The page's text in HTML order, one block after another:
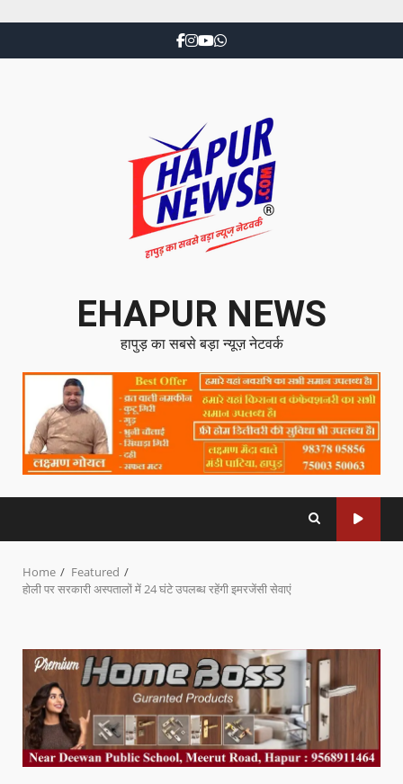
EHAPUR NEWS
हापुड़ का सबसे बड़ा न्यूज़ नेटवर्क
Home
Featured
होली पर सरकारी अस्पतालों में 24 घंटे उपलब्ध रहेंगी इमरजेंसी सेवाएं